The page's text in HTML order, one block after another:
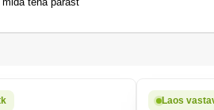
ta mesikaste
kuivavad ja
on eri
värvunud,
Laos